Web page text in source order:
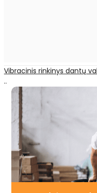
Vibracinis rinkinys dantų
..